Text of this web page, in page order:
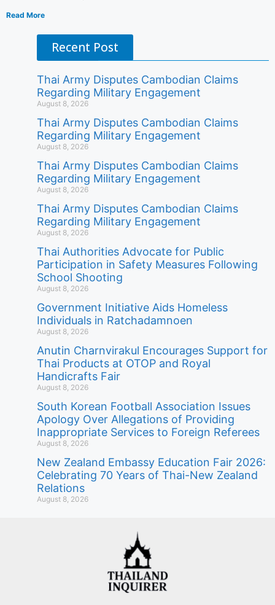
Read More
Recent Post
Thai Army Disputes Cambodian Claims
Regarding Military Engagement
August 8, 2026
Thai Army Disputes Cambodian Claims
Regarding Military Engagement
August 8, 2026
Thai Army Disputes Cambodian Claims
Regarding Military Engagement
August 8, 2026
Thai Army Disputes Cambodian Claims
Regarding Military Engagement
August 8, 2026
Thai Authorities Advocate for Public
Participation in Safety Measures Following
School Shooting
August 8, 2026
Government Initiative Aids Homeless
Individuals in Ratchadamnoen
August 8, 2026
Anutin Charnvirakul Encourages Support for
Thai Products at OTOP and Royal
Handicrafts Fair
August 8, 2026
South Korean Football Association Issues
Apology Over Allegations of Providing
Inappropriate Services to Foreign Referees
August 8, 2026
New Zealand Embassy Education Fair 2026:
Celebrating 70 Years of Thai-New Zealand
Relations
August 8, 2026